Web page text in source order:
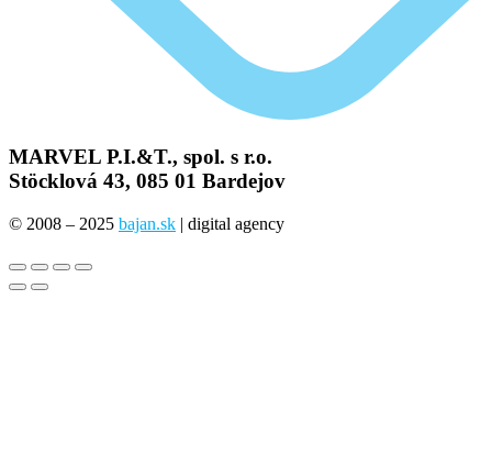
MARVEL P.I.&T., spol. s r.o.
Stöcklová 43, 085 01 Bardejov
© 2008 – 2025 bajan.sk | digital agency